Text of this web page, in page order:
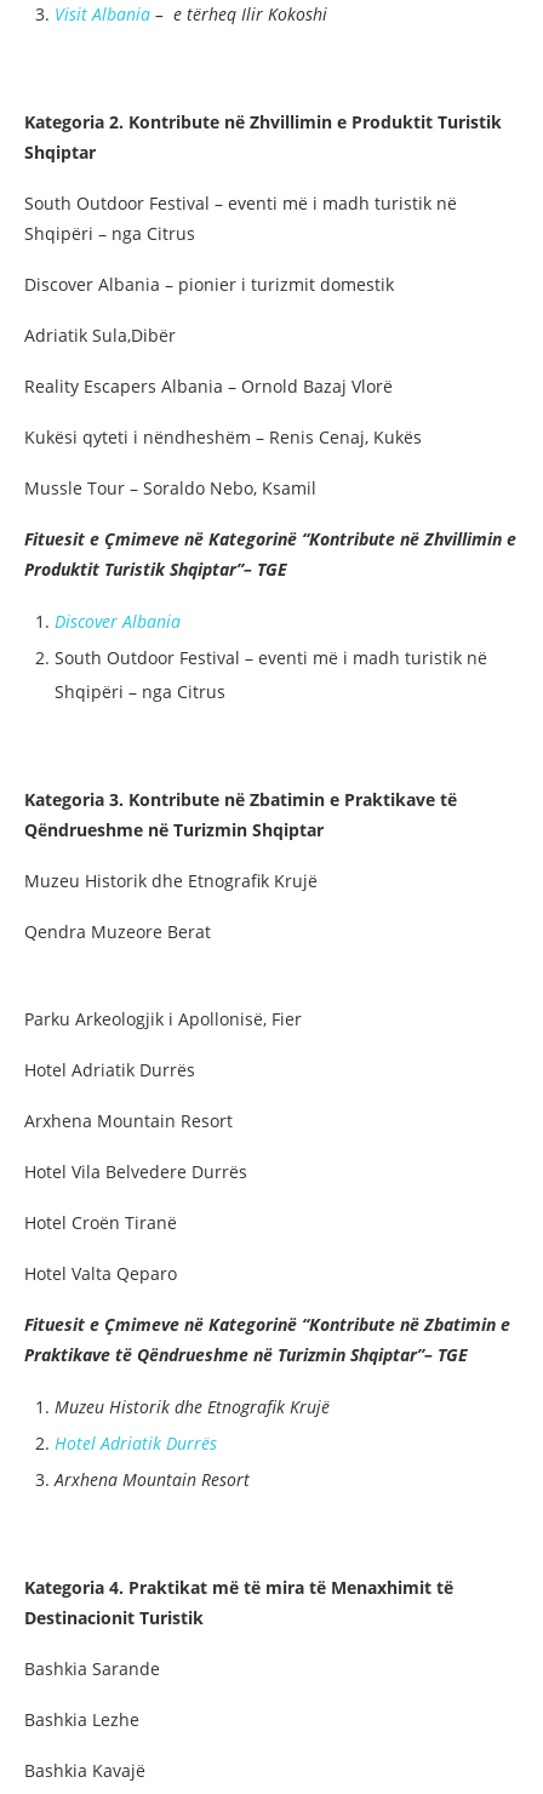
Visit Albania – e tërheq Ilir Kokoshi
Kategoria 2. Kontribute në Zhvillimin e Produktit Turistik
Shqiptar
South Outdoor Festival – eventi më i madh turistik në
Shqipëri – nga Citrus
Discover Albania – pionier i turizmit domestik
Adriatik Sula,Dibër
Reality Escapers Albania – Ornold Bazaj Vlorë
Kukësi qyteti i nëndheshëm – Renis Cenaj, Kukës
Mussle Tour – Soraldo Nebo, Ksamil
Fituesit e Çmimeve në Kategorinë “Kontribute në Zhvillimin e
Produktit Turistik Shqiptar”– TGE
Discover Albania
South Outdoor Festival – eventi më i madh turistik në
Shqipëri – nga Citrus
Kategoria 3. Kontribute në Zbatimin e Praktikave të
Qëndrueshme në Turizmin Shqiptar
Muzeu Historik dhe Etnografik Krujë
Qendra Muzeore Berat
Parku Arkeologjik i Apollonisë, Fier
Hotel Adriatik Durrës
Arxhena Mountain Resort
Hotel Vila Belvedere Durrës
Hotel Croën Tiranë
Hotel Valta Qeparo
Fituesit e Çmimeve në Kategorinë “Kontribute në Zbatimin e
Praktikave të Qëndrueshme në Turizmin Shqiptar”– TGE
Muzeu Historik dhe Etnografik Krujë
Hotel Adriatik Durrës
Arxhena Mountain Resort
Kategoria 4. Praktikat më të mira të Menaxhimit të
Destinacionit Turistik
Bashkia Sarande
Bashkia Lezhe
Bashkia Kavajë